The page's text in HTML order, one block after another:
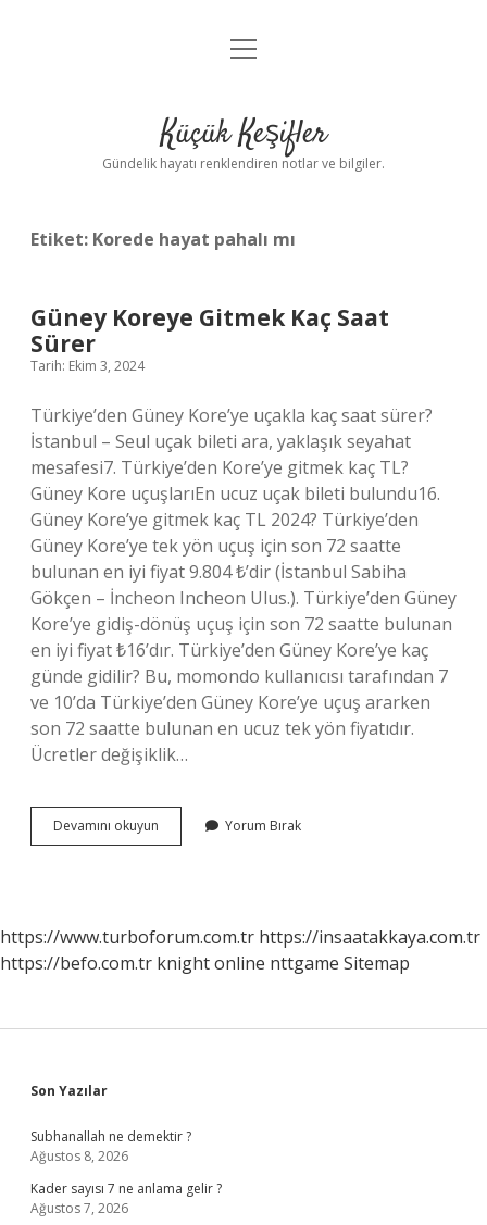
Anasayfa
Yasal Uyarı
menüyü
Küçük Keşifler
Gündelik hayatı renklendiren notlar ve bilgiler.
Etiket: Korede hayat pahalı mı
Güney Koreye Gitmek Kaç Saat
Sürer
Tarih: Ekim 3, 2024
Türkiye’den Güney Kore’ye uçakla kaç saat sürer?
İstanbul – Seul uçak bileti ara, yaklaşık seyahat
mesafesi7. Türkiye’den Kore’ye gitmek kaç TL?
Güney Kore uçuşlarıEn ucuz uçak bileti bulundu16.
Güney Kore’ye gitmek kaç TL 2024? Türkiye’den
Güney Kore’ye tek yön uçuş için son 72 saatte
bulunan en iyi fiyat 9.804 ₺’dir (İstanbul Sabiha
Gökçen – İncheon Incheon Ulus.). Türkiye’den Güney
Kore’ye gidiş-dönüş uçuş için son 72 saatte bulunan
en iyi fiyat ₺16’dır. Türkiye’den Güney Kore’ye kaç
günde gidilir? Bu, momondo kullanıcısı tarafından 7
ve 10’da Türkiye’den Güney Kore’ye uçuş ararken
son 72 saatte bulunan en ucuz tek yön fiyatıdır.
Ücretler değişiklik…
Devamını okuyun
Koreye
Yorum Bırak
https://www.turboforum.com.tr https://insaatakkaya.com.tr
https://befo.com.tr knight online nttgame Sitemap
Sidebar
Son Yazılar
Subhanallah ne demektir ?
Ağustos 8, 2026
Kader sayısı 7 ne anlama gelir ?
Ağustos 7, 2026